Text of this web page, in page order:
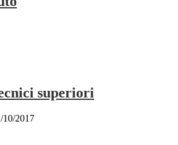
superiori
10/2017